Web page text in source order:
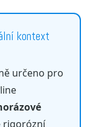
kontext
určeno pro
rigorózní